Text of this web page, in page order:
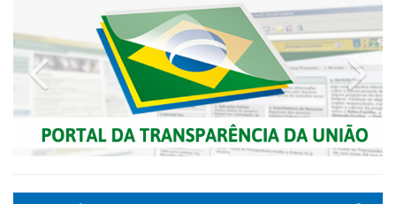
Previous